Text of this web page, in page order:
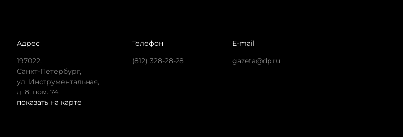
Адрес
197022,
Санкт-Петербург,
ул. Инструментальная,
д. 8, пом. 74.
показать на карте
Телефон
(812) 328-28-28
E-mail
gazeta@dp.ru